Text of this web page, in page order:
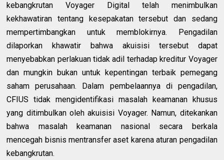
kebangkrutan Voyager Digital telah menimbulkan
kekhawatiran tentang kesepakatan tersebut dan sedang
mempertimbangkan untuk memblokirnya. Pengadilan
dilaporkan khawatir bahwa akuisisi tersebut dapat
menyebabkan perlakuan tidak adil terhadap kreditur Voyager
dan mungkin bukan untuk kepentingan terbaik pemegang
saham perusahaan. Dalam pembelaannya di pengadilan,
CFIUS tidak mengidentifikasi masalah keamanan khusus
yang ditimbulkan oleh akuisisi Voyager. Namun, ditekankan
bahwa masalah keamanan nasional secara berkala
mencegah bisnis mentransfer aset karena aturan pengadilan
kebangkrutan.